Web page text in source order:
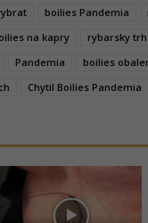
boilies Pandemia
na kapry rybarsky trh
Pandemia boilies
Chytil Boilies Pandemia